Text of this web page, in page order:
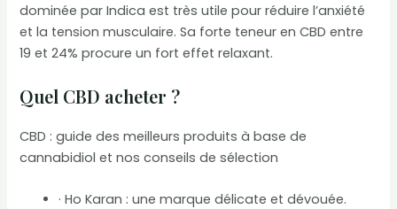
dominée par Indica est très utile pour réduire l’anxiété
et la tension musculaire. Sa forte teneur en CBD entre
19 et 24% procure un fort effet relaxant.
Quel CBD acheter ?
CBD : guide des meilleurs produits à base de
cannabidiol et nos conseils de sélection
· Ho Karan : une marque délicate et dévouée.